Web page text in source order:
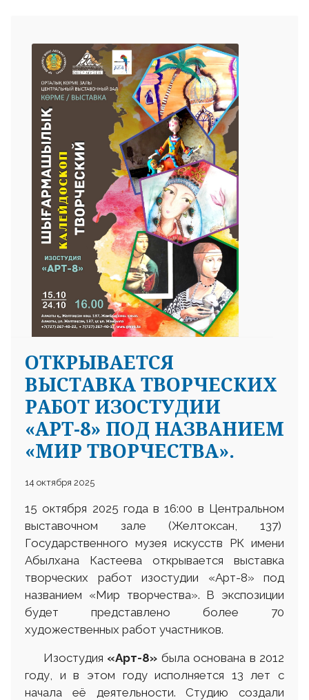
ОТКРЫВАЕТСЯ
ВЫСТАВКА ТВОРЧЕСКИХ
РАБОТ ИЗОСТУДИИ
«АРТ-8» ПОД НАЗВАНИЕМ
«МИР ТВОРЧЕСТВА».
14 октября 2025
15 октября 2025 года в 16:00 в Центральном
выставочном зале (Желтоксан, 137)
Государственного музея искусств РК имени
Абылхана Кастеева открывается выставка
творческих работ изостудии «Арт-8» под
названием «Мир творчества». В экспозиции
будет представлено более 70
художественных работ участников.
Изостудия «Арт-8» была основана в 2012
году, и в этом году исполняется 13 лет с
начала её деятельности. Студию создали